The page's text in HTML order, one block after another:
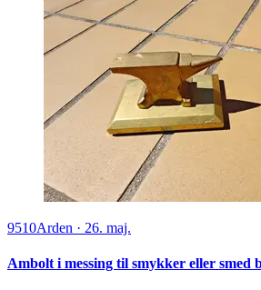
9510Arden · 26. maj.
Ambolt i messing til smykker eller smed